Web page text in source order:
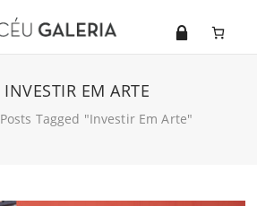
INVESTIR EM ARTE
Posts Tagged "investir Em Arte"